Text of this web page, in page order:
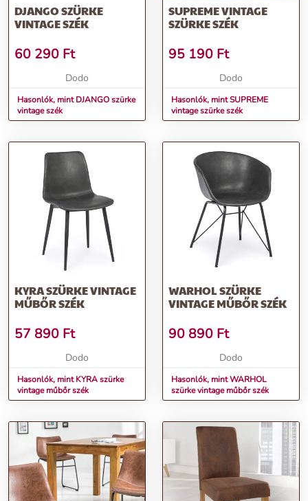
DJANGO SZÜRKE
VINTAGE SZÉK
60 290 Ft
Dodo
Hasonlók, mint DJANGO szürke
vintage szék
SUPREME VINTAGE
SZÜRKE SZÉK
95 190 Ft
Dodo
Hasonlók, mint SUPREME
vintage szürke szék
KYRA SZÜRKE VINTAGE
MŰBŐR SZÉK
57 890 Ft
Dodo
Hasonlók, mint KYRA szürke
vintage műbőr szék
WARHOL SZÜRKE
VINTAGE MŰBŐR SZÉK
90 890 Ft
Dodo
Hasonlók, mint WARHOL
szürke vintage műbőr szék